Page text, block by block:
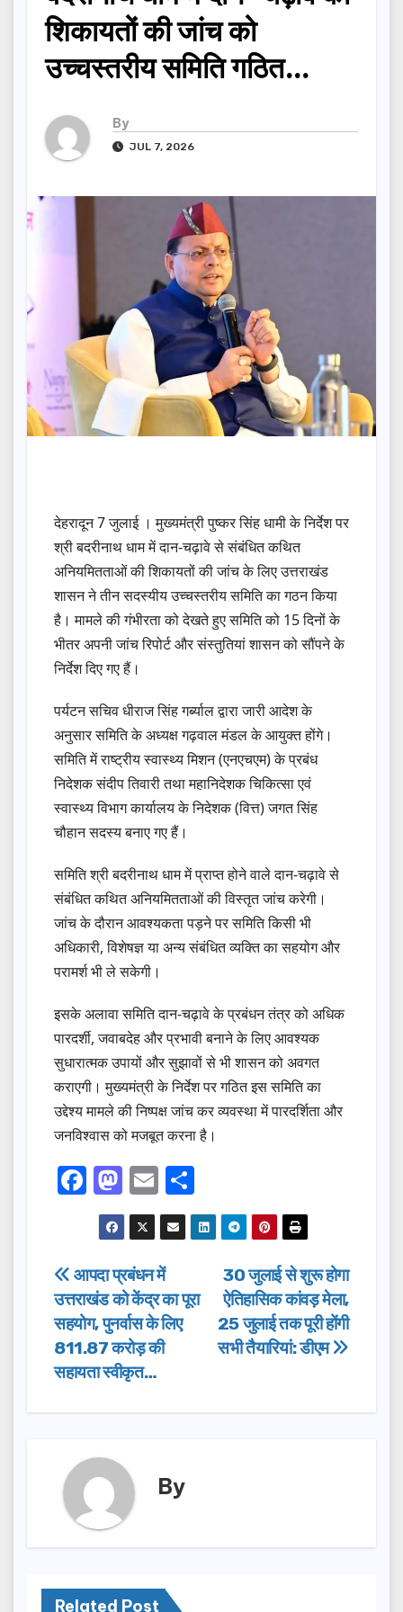
शिकायतों की जांच को
उच्चस्तरीय समिति गठित…
By
JUL 7, 2026
देहरादून 7 जुलाई । मुख्यमंत्री पुष्कर सिंह धामी के निर्देश पर
श्री बदरीनाथ धाम में दान-चढ़ावे से संबंधित कथित
अनियमितताओं की शिकायतों की जांच के लिए उत्तराखंड
शासन ने तीन सदस्यीय उच्चस्तरीय समिति का गठन किया
है। मामले की गंभीरता को देखते हुए समिति को 15 दिनों के
भीतर अपनी जांच रिपोर्ट और संस्तुतियां शासन को सौंपने के
निर्देश दिए गए हैं।
पर्यटन सचिव धीराज सिंह गर्ब्याल द्वारा जारी आदेश के
अनुसार समिति के अध्यक्ष गढ़वाल मंडल के आयुक्त होंगे।
समिति में राष्ट्रीय स्वास्थ्य मिशन (एनएचएम) के प्रबंध
निदेशक संदीप तिवारी तथा महानिदेशक चिकित्सा एवं
स्वास्थ्य विभाग कार्यालय के निदेशक (वित्त) जगत सिंह
चौहान सदस्य बनाए गए हैं।
समिति श्री बदरीनाथ धाम में प्राप्त होने वाले दान-चढ़ावे से
संबंधित कथित अनियमितताओं की विस्तृत जांच करेगी।
जांच के दौरान आवश्यकता पड़ने पर समिति किसी भी
अधिकारी, विशेषज्ञ या अन्य संबंधित व्यक्ति का सहयोग और
परामर्श भी ले सकेगी।
इसके अलावा समिति दान-चढ़ावे के प्रबंधन तंत्र को अधिक
पारदर्शी, जवाबदेह और प्रभावी बनाने के लिए आवश्यक
सुधारात्मक उपायों और सुझावों से भी शासन को अवगत
कराएगी। मुख्यमंत्री के निर्देश पर गठित इस समिति का
उद्देश्य मामले की निष्पक्ष जांच कर व्यवस्था में पारदर्शिता और
जनविश्वास को मजबूत करना है।
F
a
c
e
b
o
o
k
M
a
st
o
d
o
n
E
m
ail
h
ar
Post
navigation
30 जुलाई से शुरू होगा
ऐतिहासिक कांवड़ मेला,
25 जुलाई तक पूरी होंगी
सभी तैयारियां: डीएम
आपदा प्रबंधन में
उत्तराखंड को केंद्र का पूरा
सहयोग, पुनर्वास के लिए
811.87 करोड़ की
सहायता स्वीकृत…
By
Related Post